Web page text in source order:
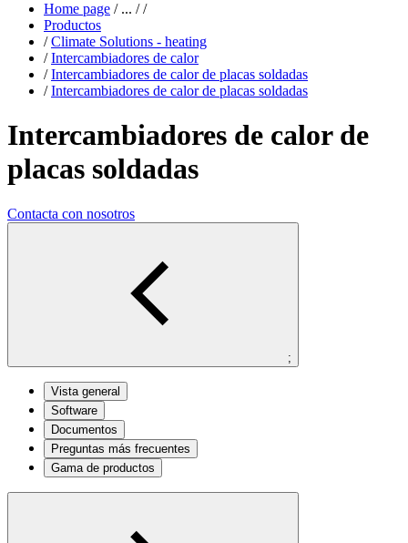
Home page /... / /
Productos
/ Climate Solutions - heating
/ Intercambiadores de calor
/ Intercambiadores de calor de placas soldadas
/ Intercambiadores de calor de placas soldadas
Intercambiadores de calor de
placas soldadas
Contacta con nosotros
;
Vista general
Software
Documentos
Preguntas más frecuentes
Gama de productos